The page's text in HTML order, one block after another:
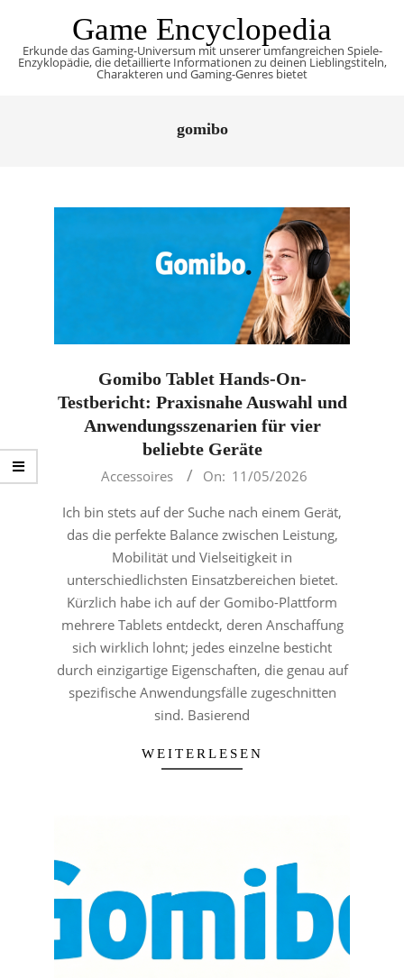
content
Game Encyclopedia
Erkunde das Gaming-Universum mit unserer umfangreichen Spiele-
Enzyklopädie, die detaillierte Informationen zu deinen Lieblingstiteln,
Charakteren und Gaming-Genres bietet
gomibo
Gomibo Tablet Hands-On-
Testbericht: Praxisnahe Auswahl und
Anwendungsszenarien für vier
beliebte Geräte
11
Accessoires On: 11/05/2026
Ich bin stets auf der Suche nach einem Gerät,
das die perfekte Balance zwischen Leistung,
Mobilität und Vielseitigkeit in
unterschiedlichsten Einsatzbereichen bietet.
Kürzlich habe ich auf der Gomibo-Plattform
mehrere Tablets entdeckt, deren Anschaffung
sich wirklich lohnt; jedes einzelne besticht
durch einzigartige Eigenschaften, die genau auf
spezifische Anwendungsfälle zugeschnitten
sind. Basierend
WEITERLESEN